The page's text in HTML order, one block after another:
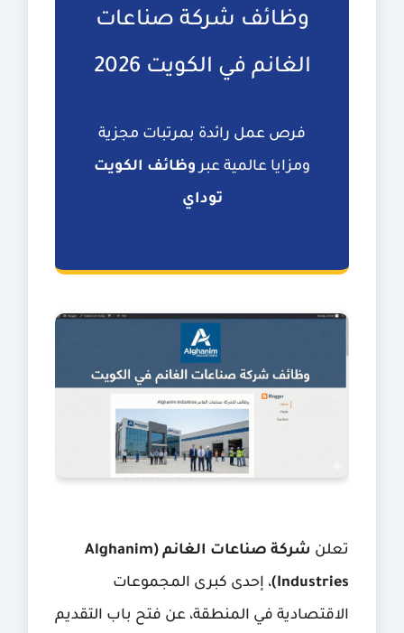
وظائف شركة صناعات
الغانم في الكويت 2026
فرص عمل رائدة بمرتبات مجزية
ومزايا عالمية عبروظائف الكويت
توداي
تعلن
شركة صناعات الغانم (Alghanim
Industries) ، إحدى كبرى المجموعات
الاقتصادية في المنطقة، عن فتح باب التقديم